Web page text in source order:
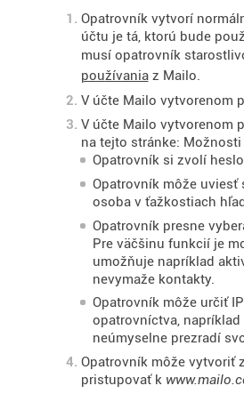
Opatrovník vytvorí
účtu je tá, ktorú bude
musí opatrovník
používaniaz Mailo.
V účte Mailo vytvorenom
V účte Mailo vytvorenom
na tejto stránke:
Opatrovník si zvolí
Opatrovník môže uviesť
osoba v ťažkostiach
Opatrovník presne
Pre väčšinu funkcií je
umožňuje napríklad
nevymaže kontakty.
Opatrovník môže určiť
opatrovníctva,
neúmyselne prezradí
Opatrovník môže vytvoriť
pristupovať k